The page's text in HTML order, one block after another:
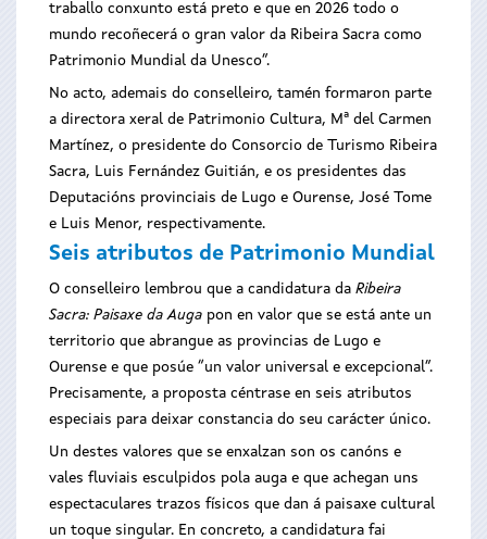
traballo conxunto está preto e que en 2026 todo o
mundo recoñecerá o gran valor da Ribeira Sacra como
Patrimonio Mundial da Unesco”.
No acto, ademais do conselleiro, tamén formaron parte
a directora xeral de Patrimonio Cultura, Mª del Carmen
Martínez, o presidente do Consorcio de Turismo Ribeira
Sacra, Luis Fernández Guitián, e os presidentes das
Deputacións provinciais de Lugo e Ourense, José Tome
e Luis Menor, respectivamente.
Seis atributos de Patrimonio Mundial
O conselleiro lembrou que a candidatura da Ribeira
Sacra: Paisaxe da Auga pon en valor que se está ante un
territorio que abrangue as provincias de Lugo e
Ourense e que posúe “un valor universal e excepcional”.
Precisamente, a proposta céntrase en seis atributos
especiais para deixar constancia do seu carácter único.
Un destes valores que se enxalzan son os canóns e
vales fluviais esculpidos pola auga e que achegan uns
espectaculares trazos físicos que dan á paisaxe cultural
un toque singular. En concreto, a candidatura fai